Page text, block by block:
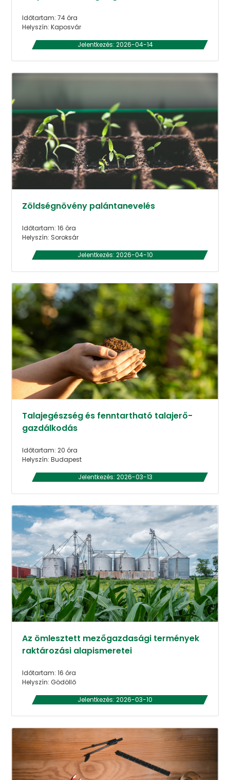
Időtartam: 74 óra
Helyszín: Kaposvár
Jelentkezés: 2026-04-14
Zöldségnövény palántanevelés
Időtartam: 16 óra
Helyszín: Soroksár
Jelentkezés: 2026-04-10
Talajegészség és fenntartható talajerő-
gazdálkodás
Időtartam: 20 óra
Helyszín: Budapest
Jelentkezés: 2026-03-13
Az ömlesztett mezőgazdasági termények
raktározási alapismeretei
Időtartam: 16 óra
Helyszín: Gödöllő
Jelentkezés: 2026-03-10